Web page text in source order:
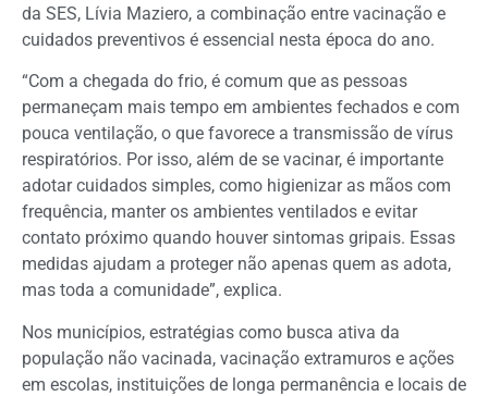
da SES, Lívia Maziero, a combinação entre vacinação e
cuidados preventivos é essencial nesta época do ano.
“Com a chegada do frio, é comum que as pessoas
permaneçam mais tempo em ambientes fechados e com
pouca ventilação, o que favorece a transmissão de vírus
respiratórios. Por isso, além de se vacinar, é importante
adotar cuidados simples, como higienizar as mãos com
frequência, manter os ambientes ventilados e evitar
contato próximo quando houver sintomas gripais. Essas
medidas ajudam a proteger não apenas quem as adota,
mas toda a comunidade”, explica.
Nos municípios, estratégias como busca ativa da
população não vacinada, vacinação extramuros e ações
em escolas, instituições de longa permanência e locais de